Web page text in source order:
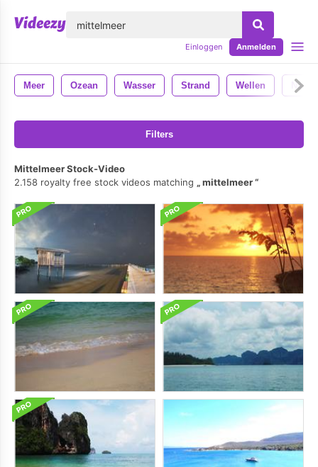
Einloggen Anmelden
Meer Ozean Wasser Strand Wellen Natur
Filters
Mittelmeer Stock-Video
2.158 royalty free stock videos matching
mittelmeer